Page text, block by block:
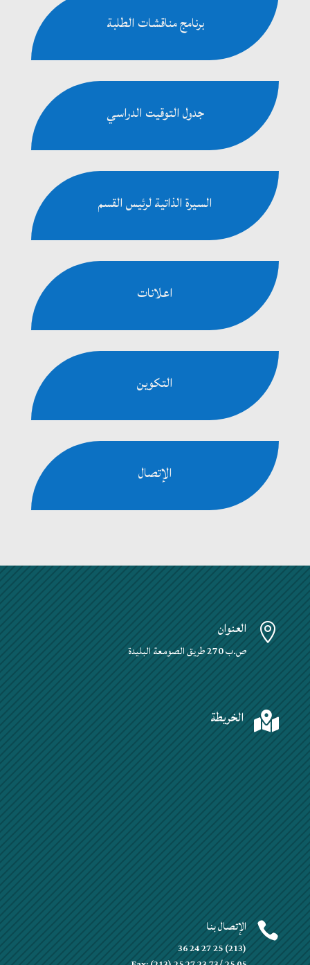
برنامج مناقشات الطلبة
جدول التوقيت الدراسي
السيرة الذاتية لرئيس القسم
اعلانات
التكوين
الإتصال
 العنوان
ص.ب 270 طريق الصومعة البليدة
 الخريطة
 الإتصال بنا
(213) 25 27 24 36